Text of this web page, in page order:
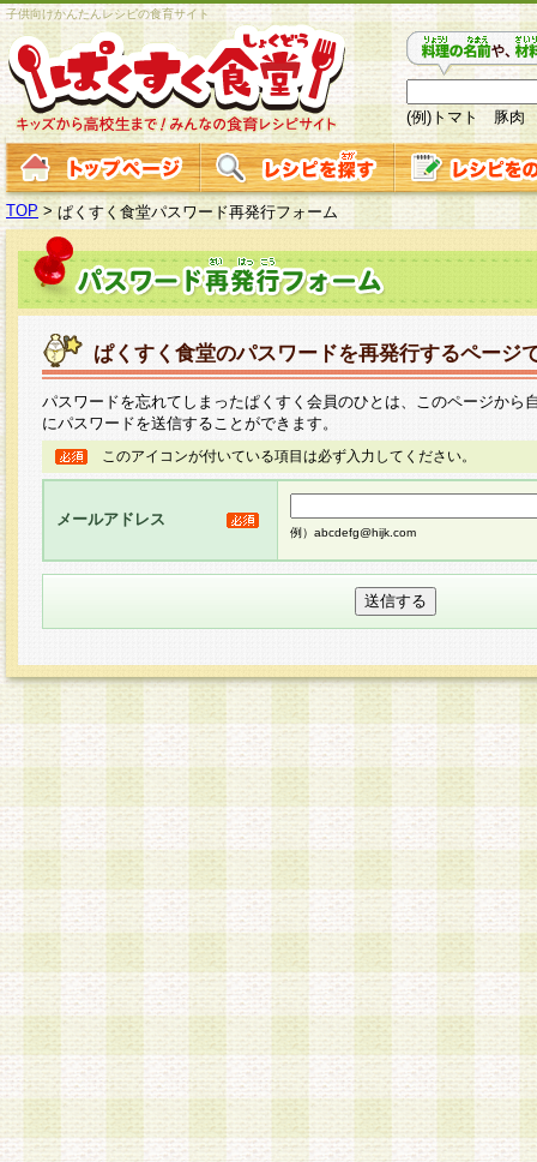
子供向けかんたんレシピの食育サイト
(例)トマト 豚肉
TOP > ぱくすく食堂パスワード再発行フォーム
ぱくすく食堂のパスワードを再発行するページ
パスワードを忘れてしまったぱくすく会員のひとは、このページから
にパスワードを送信することができます。
このアイコンが付いている項目は必ず入力してください。
メールアドレス
例）abcdefg@hijk.com